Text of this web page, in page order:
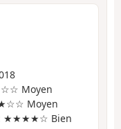
Moyen
Moyen
★★★★☆ Bien